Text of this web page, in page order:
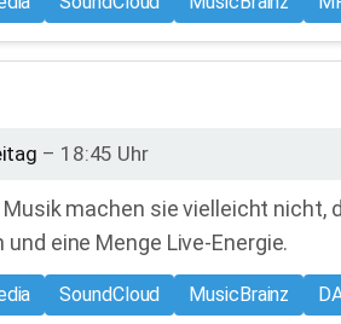
– 18:45 Uhr
machen sie vielleicht nicht,
eine Menge Live-Energie.
SoundCloud MusicBrainz